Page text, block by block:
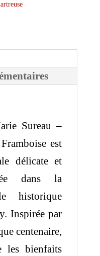
Sureau –
est
délicate et
dans la
historique
Inspirée par
centenaire,
les bienfaits